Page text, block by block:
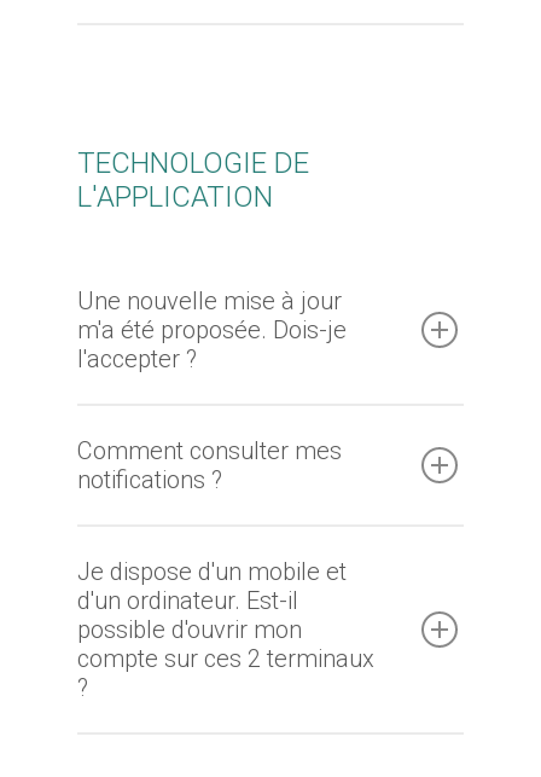
TECHNOLOGIE DE
L'APPLICATION
Une nouvelle mise à jour
m'a été proposée. Dois-je
l'accepter ?
Comment consulter mes
notifications ?
Je dispose d'un mobile et
d'un ordinateur. Est-il
possible d'ouvrir mon
compte sur ces 2 terminaux
?